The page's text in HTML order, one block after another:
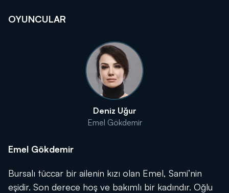
OYUNCULAR
Deniz Uğur
Emel Gökdemir
Emel Gökdemir
Bursalı tüccar bir ailenin kızı olan Emel, Sami’nin
eşidir. Son derece hoş ve bakımlı bir kadındır. Oğlu